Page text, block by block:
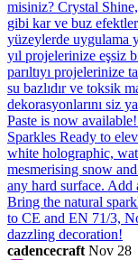
cadencecraft Nov 28